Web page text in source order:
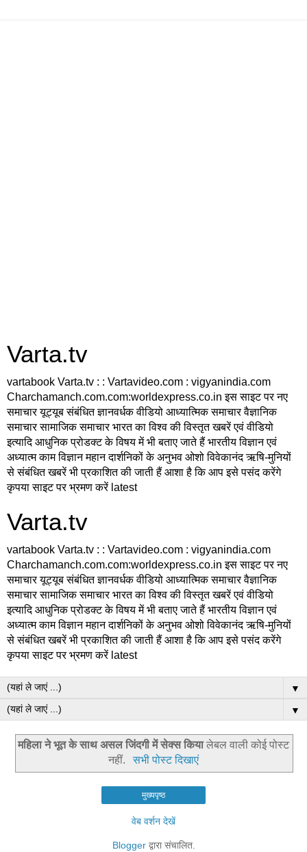
Varta.tv
vartabook Varta.tv : : Vartavideo.com : vigyanindia.com
Charchamanch.com.com:worldexpress.co.in इस साइट पर नए
समाचार यूट्यूब संबंधित ज्ञानवर्धक वीडियो आध्यात्मिक समाचार वैज्ञानिक
समाचार सामाजिक समाचार भारत का विश्व की विस्तृत खबरें एवं वीडियो
इत्यादि आधुनिक प्रोडक्ट के विषय में भी बताए जाते हैं भारतीय विज्ञान एवं
अध्यात्म काम विज्ञान महान दार्शनिकों के अनुभव ओशो विवेकानंद ऋषि-मुनियों
से संबंधित खबरें भी प्रकाशित की जाती हैं आशा है कि आप इसे पसंद करेंगे
कृपया साइट पर भ्रमण करें latest
Varta.tv
vartabook Varta.tv : : Vartavideo.com : vigyanindia.com
Charchamanch.com.com:worldexpress.co.in इस साइट पर नए
समाचार यूट्यूब संबंधित ज्ञानवर्धक वीडियो आध्यात्मिक समाचार वैज्ञानिक
समाचार सामाजिक समाचार भारत का विश्व की विस्तृत खबरें एवं वीडियो
इत्यादि आधुनिक प्रोडक्ट के विषय में भी बताए जाते हैं भारतीय विज्ञान एवं
अध्यात्म काम विज्ञान महान दार्शनिकों के अनुभव ओशो विवेकानंद ऋषि-मुनियों
से संबंधित खबरें भी प्रकाशित की जाती हैं आशा है कि आप इसे पसंद करेंगे
कृपया साइट पर भ्रमण करें latest
▼
▼
महिला ने भूत के साथ असल जिंदगी में सेक्‍स कियालेबल वाली कोई पोस्ट
नहीं.
सभी पोस्ट दिखाएं
मुख्यपृष्ठ
वेब वर्शन देखें
Bloggerद्वारा संचालित.